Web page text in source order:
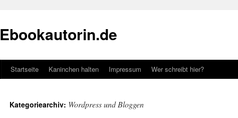
springen
Ebookautorin.de
Startseite Kaninchen halten Impressum Wer schreibt hier?
Kategoriearchiv: Wordpress und Bloggen